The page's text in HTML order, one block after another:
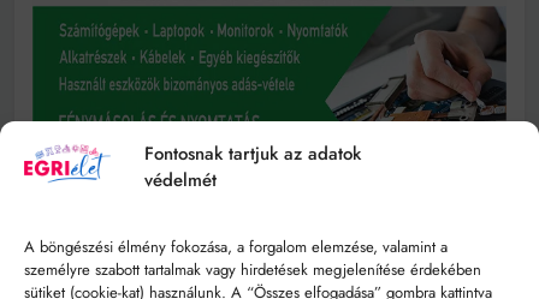
Fontosnak tartjuk az adatok
védelmét
A böngészési élmény fokozása, a forgalom elemzése, valamint a
személyre szabott tartalmak vagy hirdetések megjelenítése érdekében
sütiket (cookie-kat) használunk. A “Összes elfogadása” gombra kattintva